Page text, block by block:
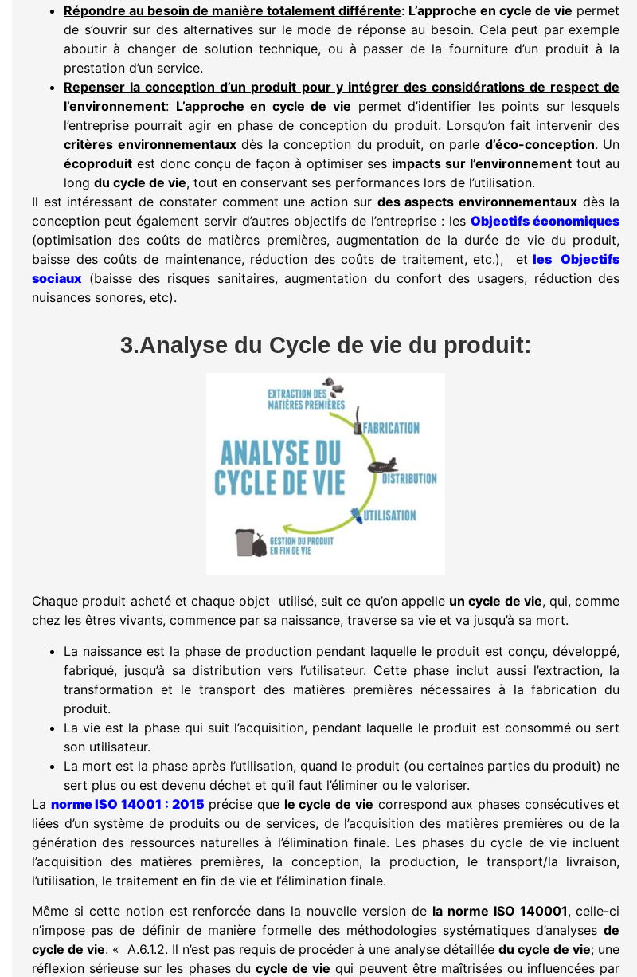
Répondre au besoin de manière totalement différente: L’approche en cycle de vie permet
de s’ouvrir sur des alternatives sur le mode de réponse au besoin. Cela peut par exemple
aboutir à changer de solution technique, ou à passer de la fourniture d’un produit à la
prestation d’un service.
Repenser la conception d’un produit pour y intégrer des considérations de respect de
l’environnement: L’approche en cycle de vie permet d’identifier les points sur lesquels
l’entreprise pourrait agir en phase de conception du produit. Lorsqu’on fait intervenir des
critères environnementauxdès la conception du produit, on parle d’éco-conception. Un
écoproduit est donc conçu de façon à optimiser ses impacts sur l’environnementtout au
long du cycle de vie, tout en conservant ses performances lors de l’utilisation.
Il est intéressant de constater comment une action sur des aspects environnementauxdès la
conception peut également servir d’autres objectifs de l’entreprise : lesObjectifs économiques
(optimisation des coûts de matières premières, augmentation de la durée de vie du produit,
baisse des coûts de maintenance, réduction des coûts de traitement, etc.), et les Objectifs
sociaux (baisse des risques sanitaires, augmentation du confort des usagers, réduction des
nuisances sonores, etc).
3.Analyse du Cycle de vie du produit:
Chaque produit acheté et chaque objet utilisé, suit ce qu’on appelle un cycle de vie, qui, comme
chez les êtres vivants, commence par sa naissance, traverse sa vie et va jusqu’à sa mort.
La naissance est la phase de production pendant laquelle le produit est conçu, développé,
fabriqué, jusqu’à sa distribution vers l’utilisateur. Cette phase inclut aussi l’extraction, la
transformation et le transport des matières premières nécessaires à la fabrication du
produit.
La vie est la phase qui suit l’acquisition, pendant laquelle le produit est consommé ou sert
son utilisateur.
La mort est la phase après l’utilisation, quand le produit (ou certaines parties du produit) ne
sert plus ou est devenu déchet et qu’il faut l’éliminer ou le valoriser.
La norme ISO 14001 : 2015 précise que le cycle de vie correspond aux phases consécutives et
liées d’un système de produits ou de services, de l’acquisition des matières premières ou de la
génération des ressources naturelles à l’élimination finale. Les phases du cycle de vie incluent
l’acquisition des matières premières, la conception, la production, le transport/la livraison,
l’utilisation, le traitement en fin de vie et l’élimination finale.
Même si cette notion est renforcée dans la nouvelle version de la norme ISO 140001, celle-ci
n’impose pas de définir de manière formelle des méthodologies systématiques d’analysesde
cycle de vie. « A.6.1.2. Il n’est pas requis de procéder à une analyse détailléedu cycle de vie; une
réflexion sérieuse sur les phases du cycle de vie qui peuvent être maîtrisées ou influencées par